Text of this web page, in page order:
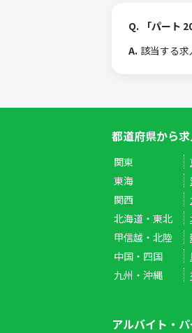
Q.
「パート
A. 該当する求
都道府県から
関東
東海
関西
北海道・東北
甲信越・北陸
中国・四国
九州・沖縄
アルバイト・